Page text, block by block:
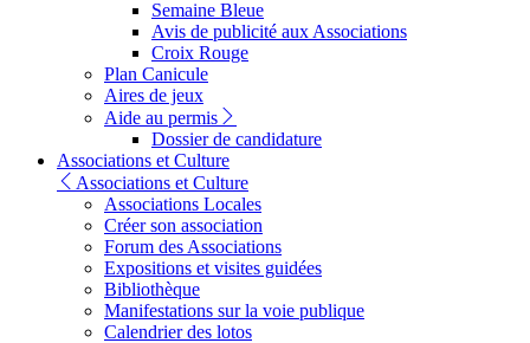
Semaine Bleue
Avis de publicité aux Associations
Croix Rouge
Plan Canicule
Aires de jeux
Aide au permis
Dossier de candidature
Associations et Culture
Associations et Culture
Associations Locales
Créer son association
Forum des Associations
Expositions et visites guidées
Bibliothèque
Manifestations sur la voie publique
Calendrier des lotos